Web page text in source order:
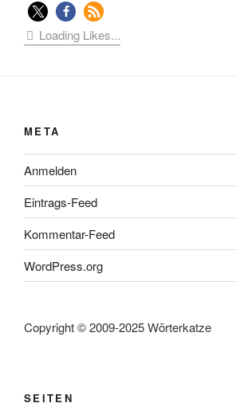
Loading Likes...
META
Anmelden
Eintrags-Feed
Kommentar-Feed
WordPress.org
Copyright © 2009-2025 Wörterkatze
SEITEN